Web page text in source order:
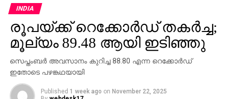
ജോലിസമ്മര്‍ദം കണ്ടെത്താനായിട്ടില്ലെന്നുമാണ്
എസ്ഡിഎം പ്രമോദ് കുമാര്‍ പറഞ്ഞത്. മരണവുമായി
ബന്ധപ്പെട്ട കൂടുതല്‍ റിപ്പോര്‍ട്ടുകള്‍ ശേഖരിക്കാനായി
അന്വേഷണം തുടരുകയാണ്.
INDIA
രൂപയ്ക്ക് റെക്കോര്‍ഡ് തകര്‍ച്ച;
മൂല്യം 89.48 ആയി ഇടിഞ്ഞു
സെപ്തംബര്‍ അവസാനം കുറിച്ച 88.80 എന്ന റെക്കോര്‍ഡ്
ഇതോടെ പഴങ്കഥയായി
Published 1 week ago on November 22, 2025